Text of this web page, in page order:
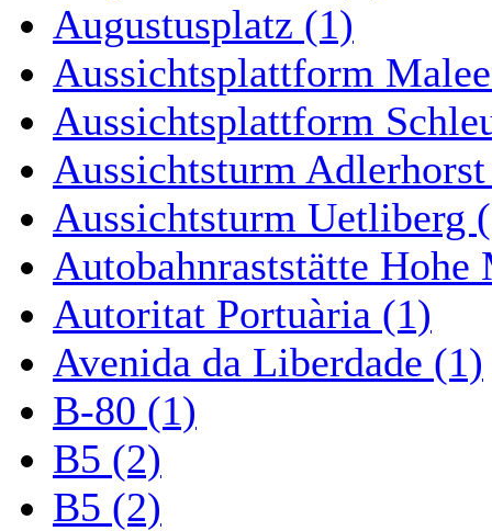
Augustusplatz (1)
Aussichtsplattform
Aussichtsplattform
Aussichtsturm
Aussichtsturm Uetliberg
Autobahnraststätte Hohe
Autoritat Portuària (1)
Avenida da Liberdade (1)
B-80 (1)
B5 (2)
B5 (2)